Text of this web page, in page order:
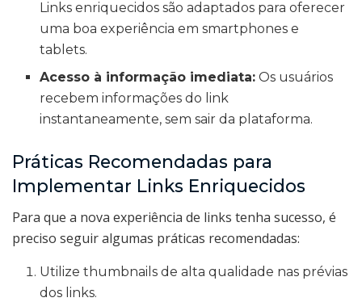
Links enriquecidos são adaptados para oferecer
uma boa experiência em smartphones e
tablets.
Acesso à informação imediata: Os usuários
recebem informações do link
instantaneamente, sem sair da plataforma.
Práticas Recomendadas para
Implementar Links Enriquecidos
Para que a nova experiência de links tenha sucesso, é
preciso seguir algumas práticas recomendadas:
Utilize thumbnails de alta qualidade nas prévias
dos links.